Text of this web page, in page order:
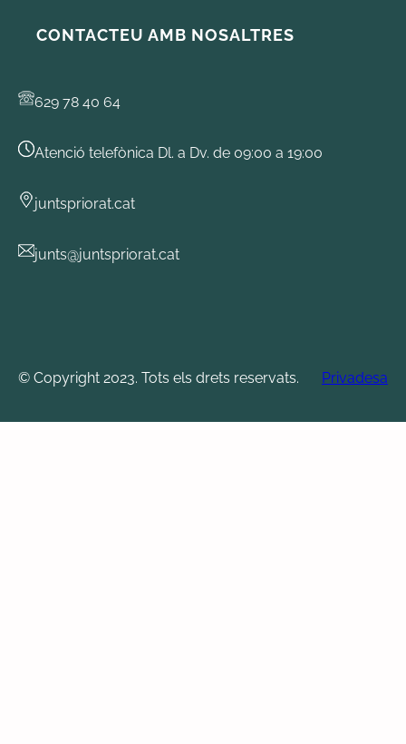
CONTACTEU AMB NOSALTRES
629 78 40 64
Atenció telefònica Dl. a Dv. de 09:00 a 19:00
juntspriorat.cat
junts@juntspriorat.cat
© Copyright 2023. Tots els drets reservats. Privadesa